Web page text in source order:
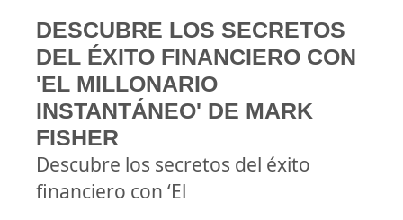
DESCUBRE LOS SECRETOS
DEL ÉXITO FINANCIERO CON
'EL MILLONARIO
INSTANTÁNEO' DE MARK
FISHER
Descubre los secretos del éxito
financiero con ‘El